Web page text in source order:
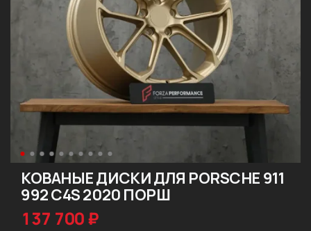
КОВАНЫЕ ДИСКИ ДЛЯ PORSCHE 911
992 C4S 2020 ПОРШ
137 700 ₽